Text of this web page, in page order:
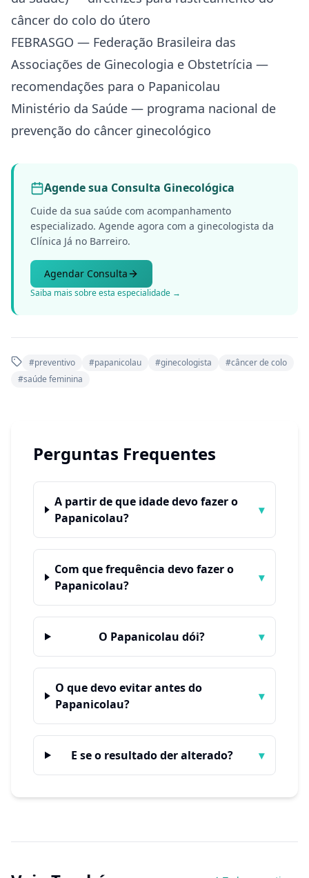
câncer do colo do útero
FEBRASGO — Federação Brasileira das
Associações de Ginecologia e Obstetrícia —
recomendações para o Papanicolau
Ministério da Saúde — programa nacional de
prevenção do câncer ginecológico
Agende sua Consulta Ginecológica
Cuide da sua saúde com acompanhamento
especializado. Agende agora com a ginecologista da
Clínica Já no Barreiro.
Agendar Consulta
Saiba mais sobre esta especialidade →
#preventivo #papanicolau #ginecologista #câncer de colo
#saúde feminina
Perguntas Frequentes
A partir de que idade devo fazer o
Papanicolau?
▾
Com que frequência devo fazer o
Papanicolau?
▾
O Papanicolau dói? ▾
O que devo evitar antes do
Papanicolau?
▾
E se o resultado der alterado? ▾